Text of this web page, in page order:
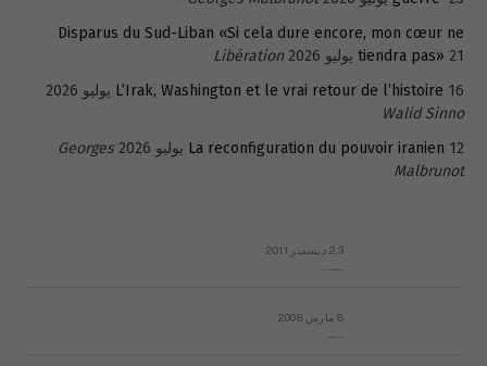
Disparus du Sud-Liban «Si cela dure encore, mon cœur ne
tiendra pas» 21 يوليو 2026
Libération
L’Irak, Washington et le vrai retour de l’histoire 16 يوليو 2026
Walid Sinno
La reconfiguration du pouvoir iranien 12 يوليو 2026
Georges
Malbrunot
23 ديسمبر 2011
8 مارس 2008